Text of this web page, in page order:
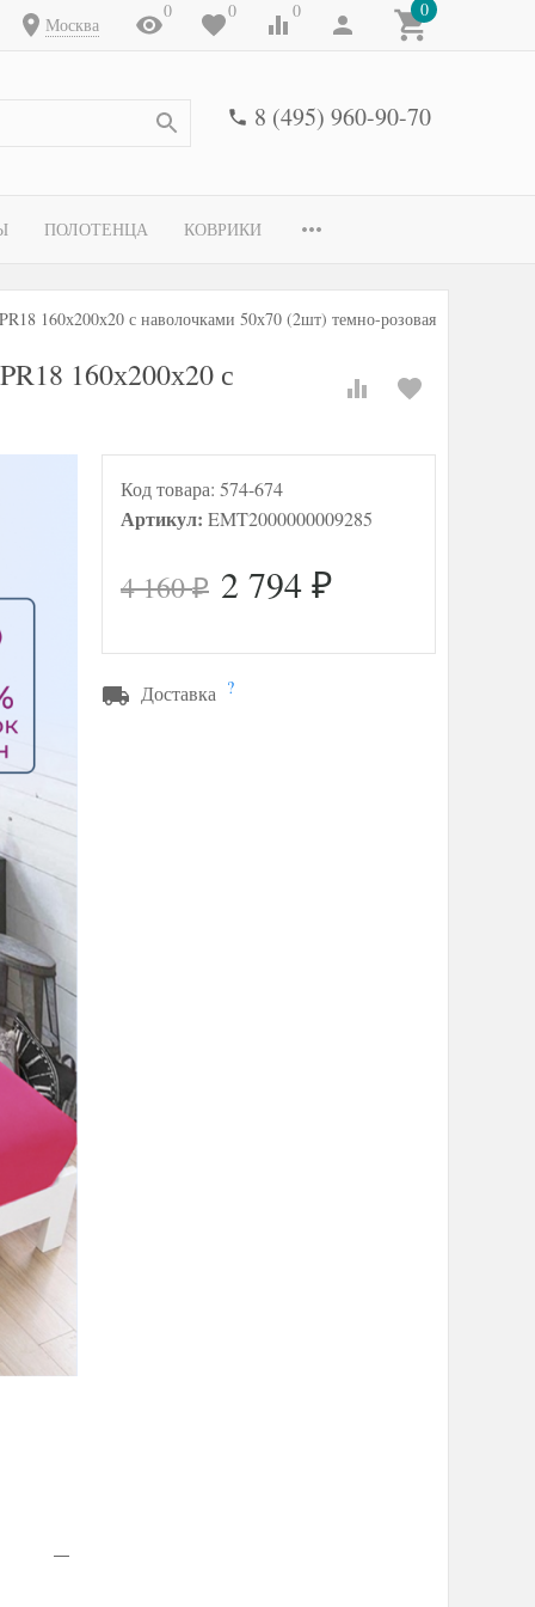
Москва
0 0 0 0
8 (495) 960-90-70
ПОЛОТЕНЦА КОВРИКИ
160х200х20 с наволочками 50х70 (2шт) темно-розовая
160х200х20 с
Код товара: 574-674
Артикул: EMT2000000009285
4 160₽ 2 794 ₽
Доставка ?